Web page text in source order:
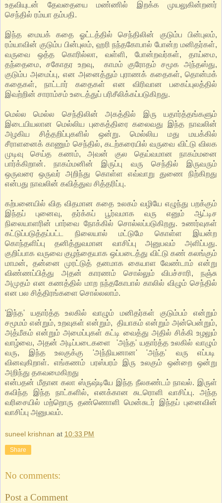
உதவியுடன் தேவதையை மண்ணில் இறக்க முயலுகின்றனர்
செந்தில் ரம்யா தம்பதி.
இந்த மையக் கதை ஓட்டத்தில் செந்திலின் குடும்ப பின்புலம்,
ரம்யாவின் குடும்ப பின்புலம், ஹரி நந்தகோபால் போன்ற மனிதர்கள்,
வருவை ஒத்த கொரில்லா, வள்ளி, போன்றவர்கள், தாய்மை,
தந்தைமை, சகோதர உறவு, காமம் குரோதம் சமூக அந்தஸ்து,
குடும்ப அமைப்பு, என அனைத்தும் புராணக் கதைகள், தொன்மக்
கதைகள், நாட்டார் கதைகள் என விரிவான பகைப்புலத்தில்
இவற்றின் சாராம்சம் உடைத்துப் பரிசீலிக்கப்படுகிறது.
மெல்ல மெல்ல செந்திலின் அகத்தில் இரு யதார்த்தங்களும்
இடையியலான மெல்லிய புகைத்திரை கலைவது இந்த நாவலின்
அழகிய சித்தறிப்புகளில் ஒன்று. மெல்லிய மது மயக்கில்
சீராளனைக் காணும் செந்தில், கடற்கரையில் வருவை விட்டு விலக
முடிவு செய்த கணம், அவன் குல தெய்வமான நாகம்மனை
பார்க்கிறான். நாகம்மனின் இருப்பு வரு செந்தில் இருவரும்
ஒருவரை ஒருவர் அறிந்து கொள்ள எவ்வாறு துணை நிற்கிறது
என்பது நாவலின் கவித்துவ சித்தரிப்பு.
கற்பனையில் வித விதமான கதை உலகம் வழியே எழுந்து பறக்கும்
இந்தப் புனைவு, தர்க்கப் பூர்வமாக வரு எனும் ஆட்டிச
நிலையாளரின் பார்வை நோக்கில் சொல்லப்படுகிறது. உணர்வுகள்
கட்டுப்படுத்தப்பட்ட நிலையால் மட்டுமே கொள்ள இயன்ற
கொந்தளிப்பு தனித்துவமான வாசிப்பு அனுபவம் அளிப்பது.
குறிப்பாக வருவை குழந்தையாக ஒப்படைத்து விட்டு கண் கலங்கும்
மாமன், தன்னை முரட்டுத் தனமாக கையாள வேண்டாம் என்று
விண்ணப்பித்து அதன் காரணம் சொல்லும் விபச்சாரி, நஞ்சு
அமுதம் என கணத்தில் மாற நந்தகோபால் காலில் விழும் செந்தில்
என பல சித்திரங்களை சொல்லலாம்.
'இந்த' யதார்த்த உலகில் வாழும் மனிதர்கள் குடும்பம் என்றும்
சமூமம் என்றும், உறவுகள் என்றும், தியாகம் என்றும் அன்பென்றும்,
அத்மீகம் என்றும் அமைப்புகள் கட்டி வைத்து அதில் சிக்கி உழலும்
வாழ்வை, அதன் அடிப்படைகளை 'அந்த' யதார்த்த உலகில் வாழும்
வரு, இந்த உலகுக்கு 'அந்நியனான' 'அந்த' வரு எப்படி
வினவுகிறாள். எங்கணம் பரஸ்பரம் இரு உலகும் ஒன்றை ஒன்று
அறிந்து தகவமைகிறது
என்பதன் மீதான கலா ஸ்ருஷ்டியே இந்த நீலகண்டம் நாவல். இருள்
கவிந்த இந்த நாட்களில், எனக்கான சுடரொளி வாசிப்பு. அந்த
வரிசையில் மற்றொரு தண்ணொளி மென்சுடர் இந்தப் புனைவின்
வாசிப்பு அனுபவம்.
suneel krishnan at 10:33 PM
Share
No comments:
Post a Comment